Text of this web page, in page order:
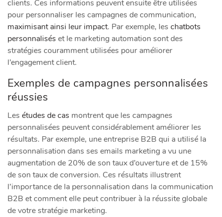
clients. Ces informations peuvent ensuite être utilisées
pour personnaliser les campagnes de communication,
maximisant ainsi leur impact. Par exemple, les chatbots
personnalisés et le marketing automation sont des
stratégies couramment utilisées pour améliorer
l’engagement client.
Exemples de campagnes personnalisées
réussies
Les études de cas montrent que les campagnes
personnalisées peuvent considérablement améliorer les
résultats. Par exemple, une entreprise B2B qui a utilisé la
personnalisation dans ses emails marketing a vu une
augmentation de 20% de son taux d’ouverture et de 15%
de son taux de conversion. Ces résultats illustrent
l’importance de la personnalisation dans la communication
B2B et comment elle peut contribuer à la réussite globale
de votre stratégie marketing.